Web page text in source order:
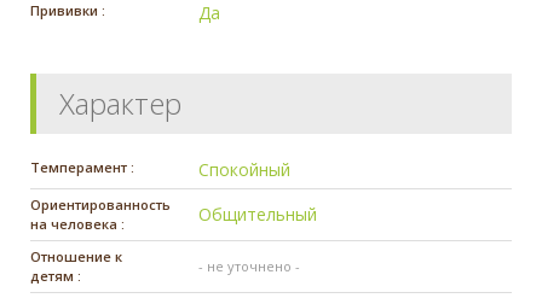
Прививки : Да
Характер
Темперамент : Спокойный
Ориентированность
на человека :
Общительный
Отношение к
детям :
- не уточнено -